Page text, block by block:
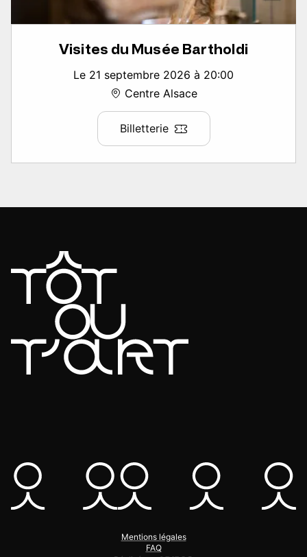
Visites du Musée Bartholdi
Le 21 septembre 2026 à 20:00
Centre Alsace
Billetterie
Mentions légales
FAQ